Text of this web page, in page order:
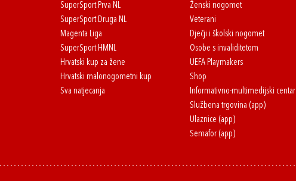
SuperSport Prva NL
SuperSport Druga NL
Magenta Liga
SuperSport HMNL
Hrvatski kup za žene
Hrvatski malonogometni kup
Sva natjecanja
Ženski nogomet
Veterani
Dječji i školski nogomet
Osobe s invaliditetom
UEFA Playmakers
Shop
Informativno-multimedijski centar
Službena trgovina (app)
Ulaznice (app)
Semafor (app)